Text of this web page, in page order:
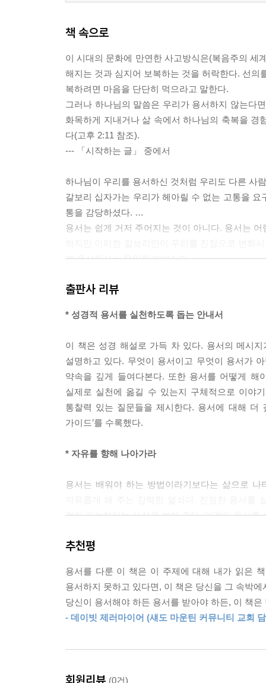
책 속으로
이 시대의 문화에 만연한 사고방식은(복음주의 세
해지는 것과 심지어 보복하는 것을 허락한다. 선
복하려면 마음을 단단히 먹으라고 말한다.
그러나 하나님의 말씀은 우리가 용서하지 않는다
화목하게 지내거나 삶 속에서 하나님의 축복을
다(고후 2:11 참조).
--- 「시작하는 글」 중에서
하나님이 우리를 용서하신 것처럼 우리도 다른 사
갈보리 십자가는 우리가 헤아릴 수 없는 고통을
통을 감당하셨다. …
용서는 쉽게 거저 주어지는 것이 아니다. 용서는
로 용서하시는 유일한 방법이다.
의’ 죄를 용서받은 바로 그 은혜와 용서로 다른 사
로 용서는 감정이 아니다. 용서는 의지의 행위, 즉
--- 「5. 용서의 기술」 중에서
우리에게 죄지은 사람들을 용서하고 축복하기로
받는 사람들의 삶에 그분의 구속 사역의 도구, 즉
아 마땅하다는 사실을 깨닫는다.
출판사 리뷰
* 성경적 용서를 실천하도록 돕는 안내서
이 책은 성경 해설로 가득 차 있다. 용서의 메시
설명하고 있다. 무엇이 용서이고 무엇이 용서가
약속을 깊게 들여다본다. 또한 용서를 어떻게 해
실제로 실천에 옮길 수 있는지 구체적으로 이야
통찰력 있는 질문들을 제시한다. 용서에 대해 더
가이드’를 수록했다.
* 자유를 향해 나아가라
용서는 배워야 하는 방법이라기보다는 삶으로
것이 가능하다는 사실을 보여 준다. 이것이 용서를
용서하셨는지 알고, 상대방에게 기꺼이 용서를
이것이 하나님이 역사하시는 방식이다.
[이런 분께 추천합니다!]
추천평
용서를 다룬 이 책은 이 주제에 대해 내가 읽은
용서하지 못하고 있다면, 이 책은 당신을 그 속박
당신이 용서해야 하든 용서를 받아야 하든, 이 책
- 데이빗 제러마이어 (섀도 마운틴 커뮤니티 교회
회원리뷰 (0건)